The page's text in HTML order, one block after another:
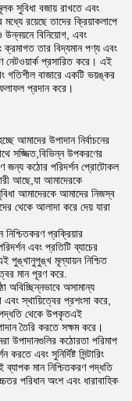
সুবিধা বজায় রাখতে এবং
রয়েছে তাদের ক্রিয়াকলাপে
বিনিয়োগ, এবং
ক্রমাগত তার বিদ্যমান পণ্য এবং
প্রসারিত করে। এই
গতিশীল বাজারে একটি ভয়ঙ্কর
ফলাফল প্রদান করে।
আমাদের উপাদান নির্বাচনের
সজ্জিত,বিভিন্ন উপকরণের
জন্য কঠোর পরিদর্শন প্রোটোকল
আছে,যা আমাদেরকে
আমাদেরকে আমাদের নিজস্ব
থেকে আলাদা করে দেয় যারা
প্রক্রিয়ার
এবং প্রতিটি ব্যাচের
পুঙ্খানুপুঙ্খ মূল্যায়ন নিশ্চিত
মান পূরণ করে.
অবিচ্ছিন্নভাবে অসামান্য
স্থায়িত্বের প্রশংসা করে,
থেকে উপকৃতএই
তৈরি করতে সক্ষম করে।
উপাদানগুলির কঠোরতা পরিমাপ
এবং সুনির্দিষ্ট সিন্টারিং
মান নিশ্চিতকরণ পদ্ধতি
পরিধান অংশ এবং ধারাবাহিক